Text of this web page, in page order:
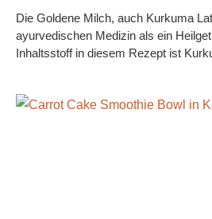
Die Goldene Milch, auch Kurkuma
ayurvedischen Medizin als ein
Inhaltsstoff in diesem Rezept ist